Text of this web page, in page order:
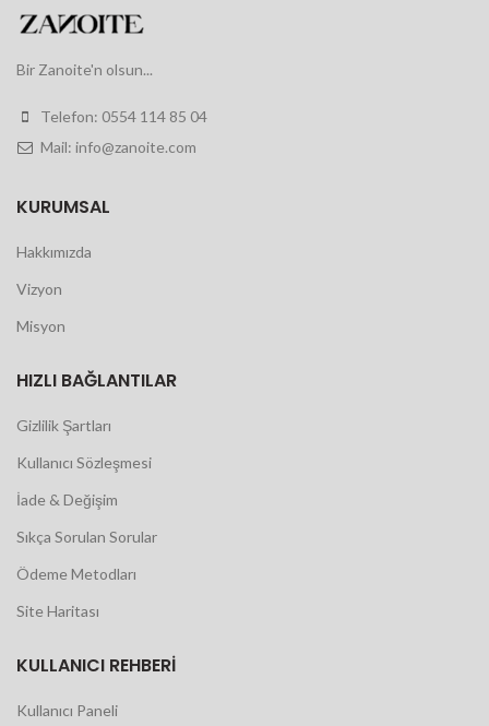
Bir Zanoite'n olsun...
Telefon: 0554 114 85 04
Mail: info@zanoite.com
KURUMSAL
Hakkımızda
Vizyon
Misyon
HIZLI BAĞLANTILAR
Gizlilik Şartları
Kullanıcı Sözleşmesi
İade & Değişim
Sıkça Sorulan Sorular
Ödeme Metodları
Site Haritası
KULLANICI REHBERI
Kullanıcı Paneli